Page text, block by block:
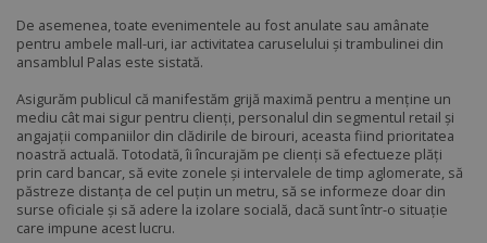
De asemenea, toate evenimentele au fost anulate sau amânate
pentru ambele mall-uri, iar activitatea caruselului și trambulinei din
ansamblul Palas este sistată.
Asigurăm publicul că manifestăm grijă maximă pentru a menține un
mediu cât mai sigur pentru clienți, personalul din segmentul retail și
angajații companiilor din clădirile de birouri, aceasta fiind prioritatea
noastră actuală. Totodată, îi încurajăm pe clienți să efectueze plăți
prin card bancar, să evite zonele și intervalele de timp aglomerate, să
păstreze distanța de cel puțin un metru, să se informeze doar din
surse oficiale și să adere la izolare socială, dacă sunt într-o situație
care impune acest lucru.